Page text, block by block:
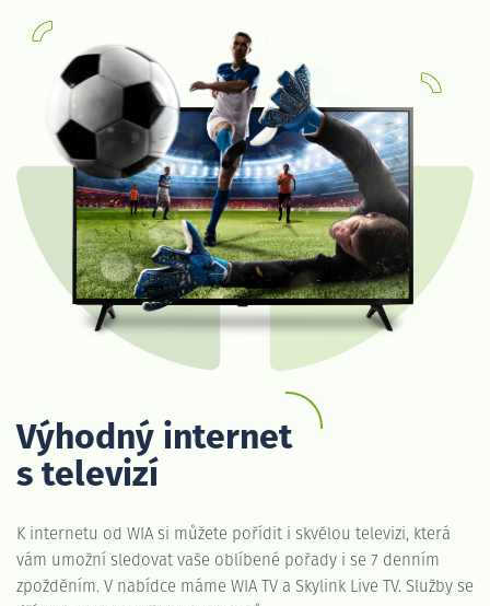
Výhodný internet
s televizí
K internetu od WIA si můžete pořídit i skvělou televizi, která
vám umožní sledovat vaše oblíbené pořady i se 7 denním
zpožděním. V nabídce máme WIA TV a Skylink Live TV. Služby se